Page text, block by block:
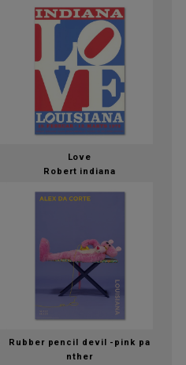
Love
Robert indiana
Rubber pencil devil -pink pa
nther